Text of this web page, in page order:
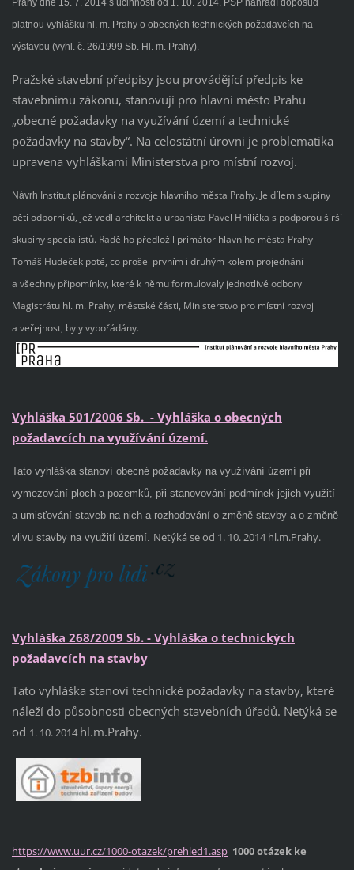
Prahy dne 15. 7. 2014 s účinností od 1. 10. 2014. PSP nahradí doposud
platnou vyhlášku hl. m. Prahy o obecných technických požadavcích na
výstavbu (vyhl. č. 26/1999 Sb. Hl. m. Prahy).
Pražské stavební předpisy jsou provádějící předpis ke
stavebnímu zákonu, stanovují pro hlavní město Prahu
„obecné požadavky na využívání území a technické
požadavky na stavby“. Na celostátní úrovni je problematika
upravena vyhláškami Ministerstva pro místní rozvoj.
Návrh Institut plánování a rozvoje hlavního města Prahy. Je dílem skupiny
pěti odborníků, jež vedl architekt a urbanista Pavel Hnilička s podporou širší
skupiny specialistů. Radě ho předložil primátor hlavního města Prahy
Tomáš Hudeček poté, co prošel prvním i druhým kolem projednání
a všechny připomínky, které k němu formulovaly jednotlivé odbory
Magistrátu hl. m. Prahy, městské části, Ministerstvo pro místní rozvoj
a veřejnost, byly vypořádány.
Vyhláška 501/2006 Sb. - Vyhláška o obecných
požadavcích na využívání území.
Tato vyhláška stanoví obecné požadavky na využívání území při
vymezování ploch a pozemků, při stanovování podmínek jejich využití
a umisťování staveb na nich a rozhodování o změně stavby a o změně
vlivu stavby na využití území. Netýká se od 1. 10. 2014hl.m.Prahy.
Vyhláška 268/2009 Sb. - Vyhláška o technických
požadavcích na stavby
Tato vyhláška stanoví technické požadavky na stavby, které
náleží do působnosti obecných stavebních úřadů. Netýká se
od 1. 10. 2014hl.m.Prahy.
https://www.uur.cz/1000-otazek/prehled1.asp 1000 otázek ke